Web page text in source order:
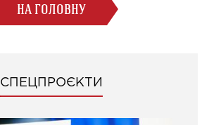
НА ГОЛОВНУ
СПЕЦПРОЄКТИ